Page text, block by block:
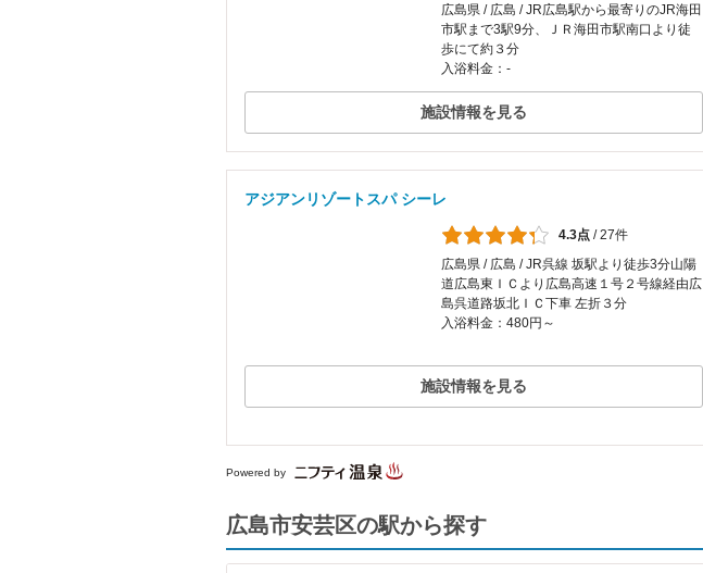
広島県 / 広島 / JR広島駅から最寄りのJR海田
市駅まで3駅9分、ＪＲ海田市駅南口より徒
歩にて約３分
入浴料金：-
施設情報を見る
アジアンリゾートスパ シーレ
4.3点 /27件
広島県 / 広島 / JR呉線 坂駅より徒歩3分山陽
道広島東ＩＣより広島高速１号２号線経由広
島呉道路坂北ＩＣ下車 左折３分
入浴料金：480円～
施設情報を見る
Powered by
広島市安芸区の駅から探す